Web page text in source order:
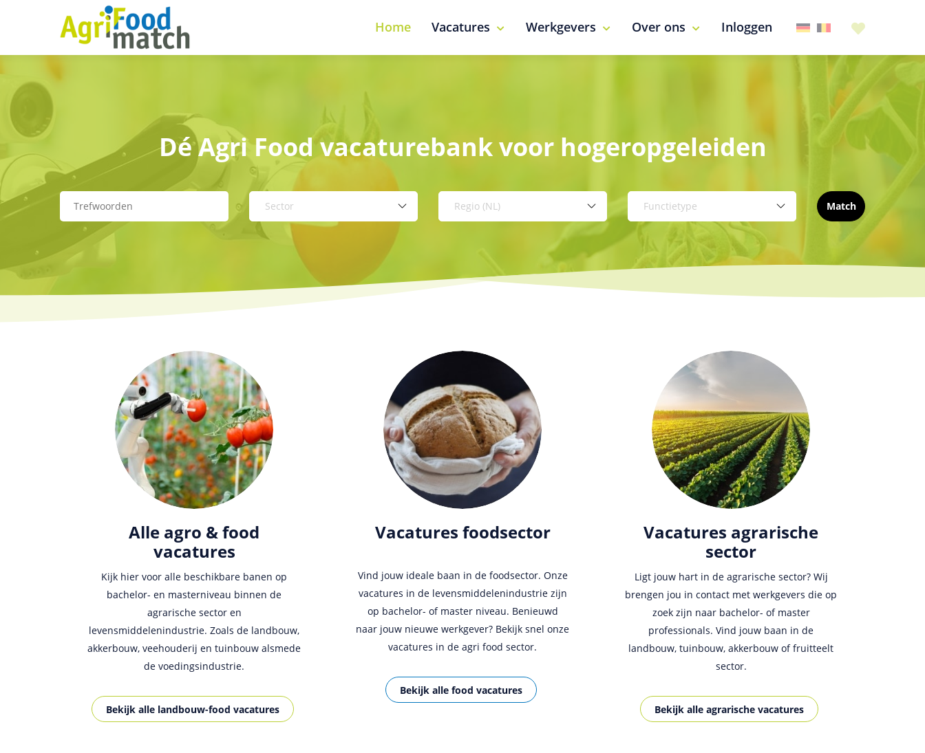
Home Vacatures Werkgevers Over ons Inloggen
Dé Agri Food vacaturebank voor hogeropgeleiden
Sector Regio (NL) Functietype
Alle agro & food
vacatures
Kijk hier voor alle beschikbare banen op
bachelor- en masterniveau binnen de
agrarische sector en
levensmiddelenindustrie. Zoals de landbouw,
akkerbouw, veehouderij en tuinbouw alsmede
de voedingsindustrie.
Bekijk alle landbouw-food vacatures
Vacatures foodsector
Vind jouw ideale baan in de foodsector. Onze
vacatures in de levensmiddelenindustrie zijn
op bachelor- of master niveau. Benieuwd
naar jouw nieuwe werkgever? Bekijk snel onze
vacatures in de agri food sector.
Bekijk alle food vacatures
Vacatures agrarische
sector
Ligt jouw hart in de agrarische sector? Wij
brengen jou in contact met werkgevers die op
zoek zijn naar bachelor- of master
professionals. Vind jouw baan in de
landbouw, tuinbouw, akkerbouw of fruitteelt
sector.
Bekijk alle agrarische vacatures